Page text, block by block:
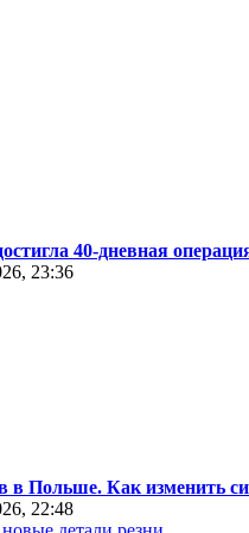
40-дневная
23:36
в Польше. Как изменить
22:48